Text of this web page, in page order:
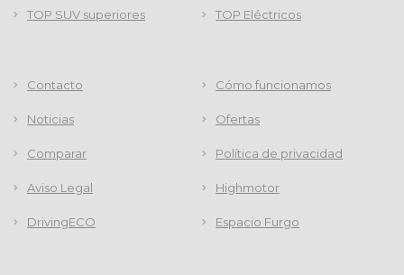
TOP SUV superiores TOP Eléctricos
Contacto Cómo funcionamos
Noticias Ofertas
Comparar Política de privacidad
Aviso Legal Highmotor
DrivingECO Espacio Furgo